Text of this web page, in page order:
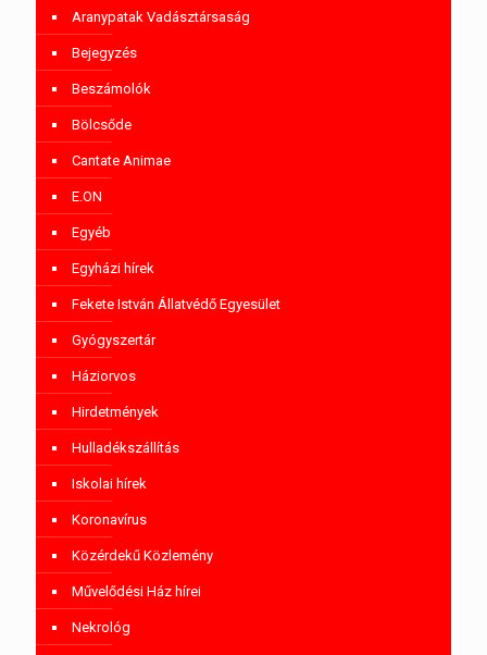
Aranypatak Vadásztársaság
Bejegyzés
Beszámolók
Bölcsőde
Cantate Animae
E.ON
Egyéb
Egyházi hírek
Fekete István Állatvédő Egyesület
Gyógyszertár
Háziorvos
Hirdetmények
Hulladékszállítás
Iskolai hírek
Koronavírus
Közérdekű Közlemény
Művelődési Ház hírei
Nekrológ